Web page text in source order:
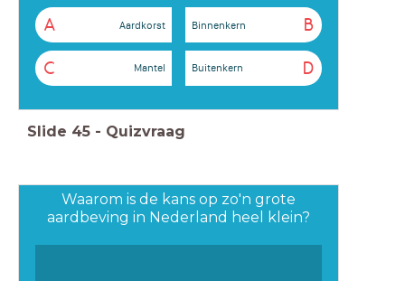
A Aardkorst B
Binnenkern
C Mantel D
Buitenkern
Slide 45 - Quizvraag
Waarom is de kans op zo'n grote
aardbeving in Nederland heel klein?